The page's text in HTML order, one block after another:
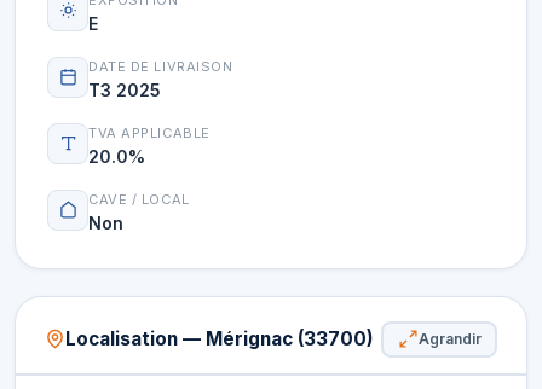
E
DATE DE LIVRAISON
T3 2025
TVA APPLICABLE
20.0%
CAVE / LOCAL
Non
Localisation — Mérignac (33700) Agrandir